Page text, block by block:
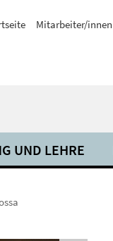
Mitarbeiter/innen
UND LEHRE